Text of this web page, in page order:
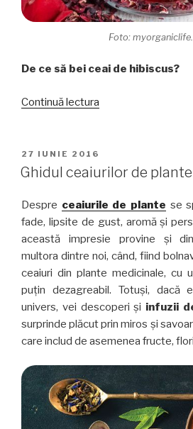
Foto:
De ce să bei ceai de hibiscus?
Continuă lectura
de
PUBLICAT
PE
27 IUNIE 2016
Ghidul ceaiurilor de plante
Despre ceaiurile de plante se
fade, lipsite de gust, aromă și
această impresie provine și
multora dintre noi, când, fiind
ceaiuri din plante medicinale, cu
puțin dezagreabil. Totuși, dacă
univers, vei descoperi și infuzii
surprinde plăcut prin miros și
care includ de asemenea fructe,